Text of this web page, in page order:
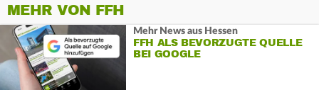
MEHR VON FFH
Mehr News aus Hessen
FFH ALS BEVORZUGTE QUELLE
BEI GOOGLE